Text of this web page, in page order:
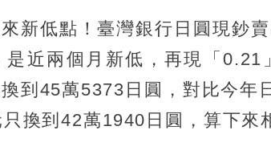
新低點！臺灣銀行日圓現鈔
是近兩個月新低，再現「0.21
到45萬5373日圓，對比今年
換到42萬1940日圓，算下來